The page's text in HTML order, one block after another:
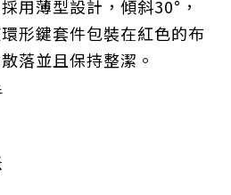
用薄型設計，傾斜30°，
形鍵套件包裝在紅色的布
落並且保持整潔。